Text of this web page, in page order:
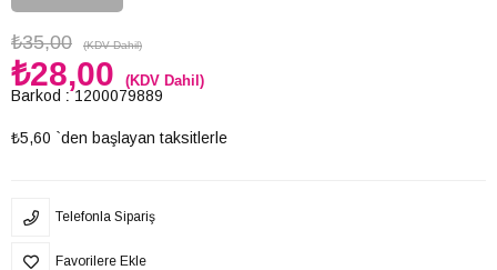
₺35,00 (KDV Dahil)
₺28,00 (KDV Dahil)
Barkod : 1200079889
₺5,60 `den başlayan taksitlerle
Telefonla Sipariş
Favorilere Ekle